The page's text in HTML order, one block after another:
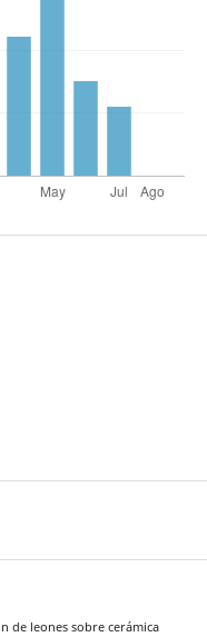
de leones sobre cerámica